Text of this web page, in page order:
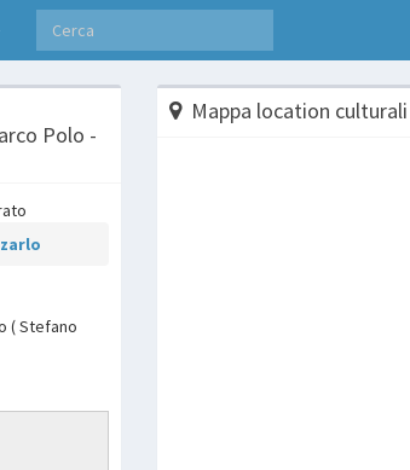
Polo -
( Stefano
Mappa location culturali